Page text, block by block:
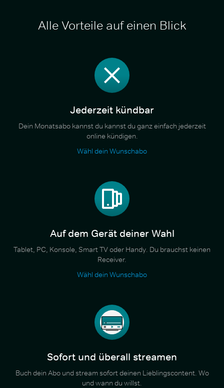
Alle Vorteile auf einen Blick
Jederzeit kündbar
Dein Monatsabo kannst du kannst du ganz einfach jederzeit
online kündigen.
Wähl dein Wunschabo
Auf dem Gerät deiner Wahl
Tablet, PC, Konsole, Smart TV oder Handy. Du brauchst keinen
Receiver.
Wähl dein Wunschabo
Sofort und überall streamen
Buch dein Abo und stream sofort deinen Lieblingscontent. Wo
und wann du willst.